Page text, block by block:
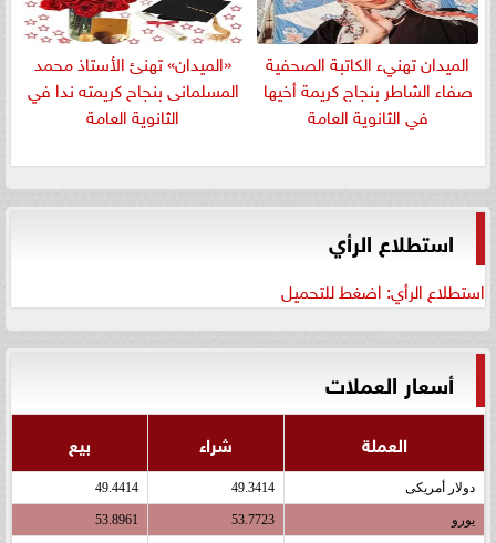
الميدان تهنيء الكاتبة الصحفية
صفاء الشاطر بنجاج كريمة أخيها
في الثانوية العامة
«الميدان» تهنئ الأستاذ محمد
المسلمانى بنجاح كريمته ندا في
الثانوية العامة
استطلاع الرأي
استطلاع الرأي: اضغط للتحميل
أسعار العملات
العملة شراء بيع
دولار أمريكى 49.3414
49.4414
يورو 53.7723
53.8961